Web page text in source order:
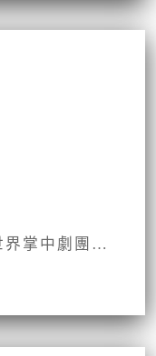
7.台灣（閩南）布袋戲：新世界掌中劇團第2集第13、14面